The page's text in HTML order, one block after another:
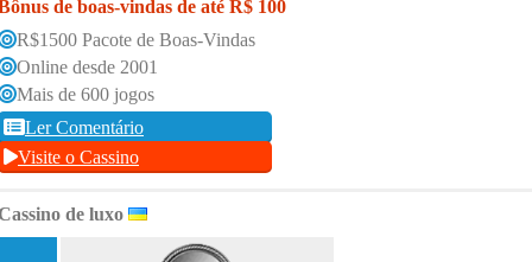
de boas-vindas de até R$ 100
R$1500 Pacote de Boas-Vindas
Online desde 2001
Mais de 600 jogos
Ler Comentário
Visite o Cassino
de luxo